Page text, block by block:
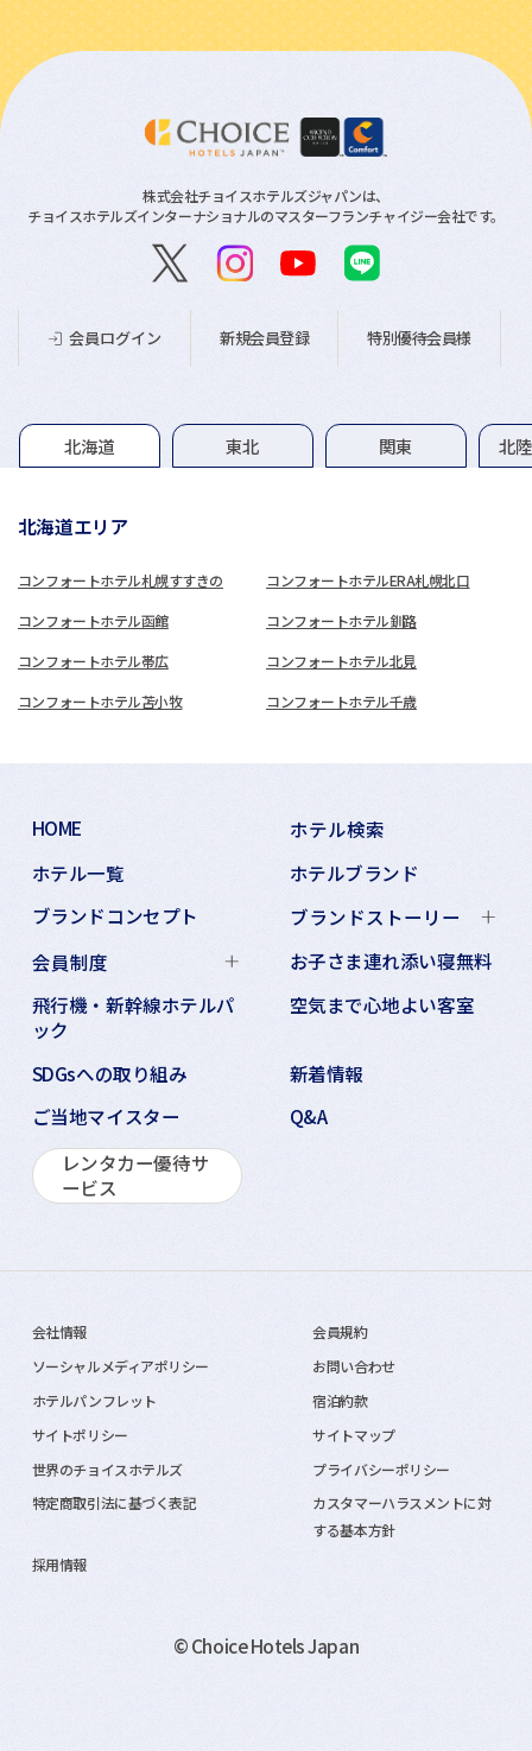
株式会社チョイスホテルズジャパンは、
チョイスホテルズインターナショナルのマスターフランチャイジー会社です。
会員ログイン 新規会員登録 特別優待会員様
グループホテル一覧
北海道 東北 関東 北
北海道エリア
コンフォートホテル札幌すすきの コンフォートホテルERA札幌北口
コンフォートホテル函館 コンフォートホテル釧路
コンフォートホテル帯広 コンフォートホテル北見
コンフォートホテル苫小牧 コンフォートホテル千歳
HOME
ホテル検索
ホテル一覧
ホテルブランド
ブランドコンセプト
ブランドストーリー
会員制度
お子さま連れ添い寝無料
飛行機・新幹線ホテルパ
ック
空気まで心地よい客室
SDGsへの取り組み
新着情報
ご当地マイスター
Q&A
レンタカー優待サ
ービス
会社情報
会員規約
ソーシャルメディアポリシー
お問い合わせ
ホテルパンフレット
宿泊約款
サイトポリシー
サイトマップ
世界のチョイスホテルズ
プライバシーポリシー
特定商取引法に基づく表記
カスタマーハラスメントに対
する基本方針
採用情報
© Choice Hotels Japan